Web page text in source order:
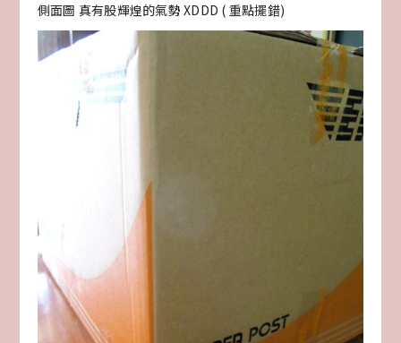
側面圖 真有股輝煌的氣勢 XDDD ( 重點擺錯)